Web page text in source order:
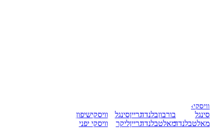
וויסקי›
סינגל
מאלטבלנדד
בורבוןבלנדד
מאלטבלנדד
גרייןסינגל
גרייןליקר
וויסקישיפון
וויסקי יפני